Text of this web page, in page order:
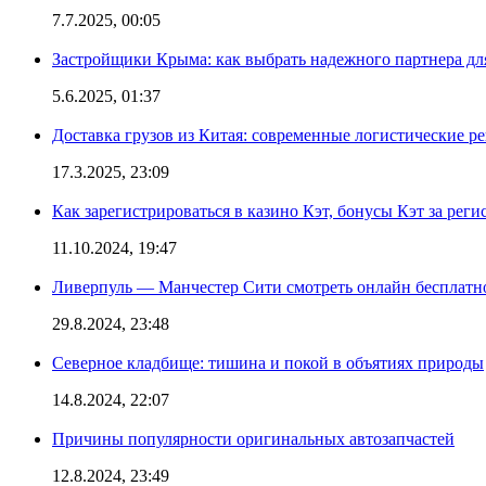
7.7.2025, 00:05
Застройщики Крыма: как выбрать надежного партнера
5.6.2025, 01:37
Доставка грузов из Китая: современные логистические
17.3.2025, 23:09
Как зарегистрироваться в казино Кэт, бонусы Кэт за
11.10.2024, 19:47
Ливерпуль — Манчестер Сити смотреть онлайн
29.8.2024, 23:48
Северное кладбище: тишина и покой в объятиях природы
14.8.2024, 22:07
Причины популярности оригинальных автозапчастей
12.8.2024, 23:49